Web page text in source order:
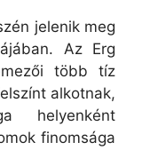
jelenik meg
Az Erg
több tíz
alkotnak,
helyenként
finomsága